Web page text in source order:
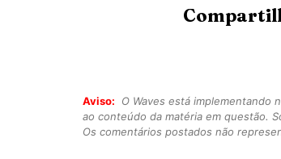
Aviso:
O Waves está implementando
ao conteúdo da matéria em questão.
Os comentários postados não